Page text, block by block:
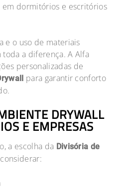
dormitórios e escritórios
e o uso de materiais
a diferença. A Alfa
personalizadas de
para garantir conforto
DRYWALL
E EMPRESAS
a escolha da Divisória de